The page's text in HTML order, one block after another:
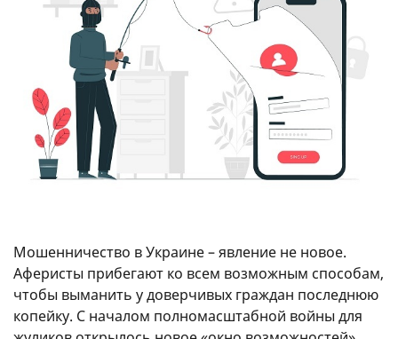
Мошенничество в Украине – явление не новое.
Аферисты прибегают ко всем возможным способам,
чтобы выманить у доверчивых граждан последнюю
копейку. С началом полномасштабной войны для